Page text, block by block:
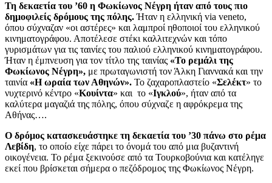
Τη δεκαετία του ’60 η Φωκίωνος Νέγρη ήταν από τους πιο
δημοφιλείς δρόμους της πόλης.Ήταν η ελληνική via veneto,
όπου σύχναζαν «οι αστέρες» και λαμπροί ηθοποιοί του ελληνικού
κινηματογράφου. Αποτέλεσε στέκι καλλιτεχνών και τόπο
γυρισμάτων για τις ταινίες του παλιού ελληνικού κινηματογράφου.
Ήταν η έμπνευση για τον τίτλο της ταινίας «Το ρεμάλι της
Φωκίωνος Νέγρη», με πρωταγωνιστή τον Άλκη Γιαννακά και την
ταινία «Η ωραία των Αθηνών». Το ζαχαροπλαστείο «Σελέκτ» το
νυχτερινό κέντρο «Κουίντα» και το «Ιγκλού», ήταν από τα
καλύτερα μαγαζιά της πόλης, όπου σύχναζε η αφρόκρεμα της
Αθήνας….
Ο δρόμος κατασκευάστηκε τη δεκαετία του ’30 πάνω στο ρέμα
Λεβίδη, το οποίο είχε πάρει το όνομά του από μια βυζαντινή
οικογένεια. Το ρέμα ξεκινούσε από τα Τουρκοβούνια και κατέληγε
εκεί που βρίσκεται σήμερα ο πεζόδρομος της Φωκίωνος Νέγρη.